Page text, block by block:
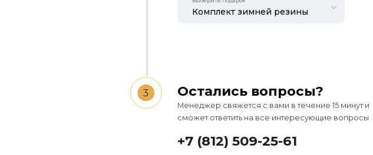
3 Остались вопросы?
Менеджер свяжется с вами в течение 15 минут и
сможет ответить на все интересующие вопросы
+7 (812) 509-25-61